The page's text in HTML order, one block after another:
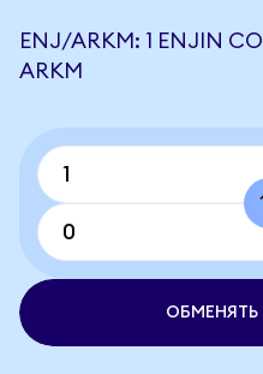
ENJ/ARKM: 1 ENJIN
ARKM
ОБМЕНЯТЬ